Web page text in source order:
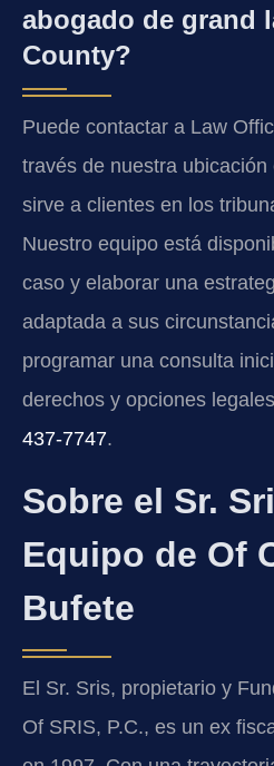
abogado de grand
County?
Puede contactar a Law
través de nuestra
sirve a clientes en los
Nuestro equipo está
caso y elaborar una
adaptada a sus
programar una consulta
derechos y opciones
437-7747.
Sobre el Sr.
Equipo de Of
Bufete
El Sr. Sris, propietario y
Of SRIS, P.C., es un ex